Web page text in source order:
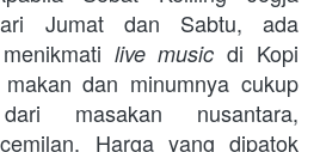
Jumat dan Sabtu, ada
live music di Kopi
dan minumnya cukup
masakan nusantara,
Harga yang dipatok